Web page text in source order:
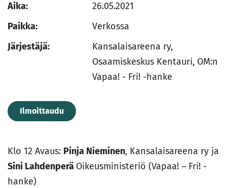
Aika:
26.05.2021
Paikka:
Verkossa
Järjestäjä:
Kansalaisareena ry,
Osaamiskeskus Kentauri, OM:n
Vapaa! - Fri! -hanke
Ilmoittaudu
Klo 12 Avaus: Pinja Nieminen, Kansalaisareena ry ja
Sini Lahdenperä Oikeusministeriö (Vapaa! – Fri! -
hanke)